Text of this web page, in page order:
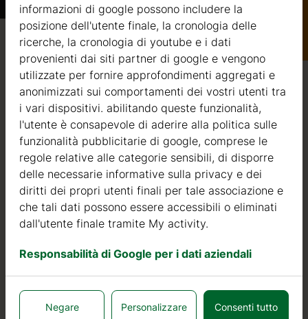
Qualità / garanzia / consulenza
Qualità
Siamo attivi nel settore della produzione di strutture in
legno dal 2004. Nel corso di questi anni, abbiamo
selezionato i migliori fornitori di legname. Utilizziamo
esclusivamente abete nordico a crescita lenta
proveniente da foreste certificate FSC nell’Europa del
di colore molto chiaro, con pochi nodi ed è noto per la
informazioni di google possono includere la
posizione dell'utente finale, la cronologia delle
ricerche, la cronologia di youtube e i dati
provenienti dai siti partner di google e vengono
utilizzate per fornire approfondimenti aggregati e
anonimizzati sui comportamenti dei vostri utenti tra
i vari dispositivi. abilitando queste funzionalità,
l'utente è consapevole di aderire alla politica sulle
funzionalità pubblicitarie di google, comprese le
regole relative alle categorie sensibili, di disporre
delle necessarie informative sulla privacy e dei
diritti dei propri utenti finali per tale associazione e
che tali dati possono essere accessibili o eliminati
dall'utente finale tramite My activity.
Responsabilità di Google per i dati aziendali
Negare Personalizzare Consenti tutto